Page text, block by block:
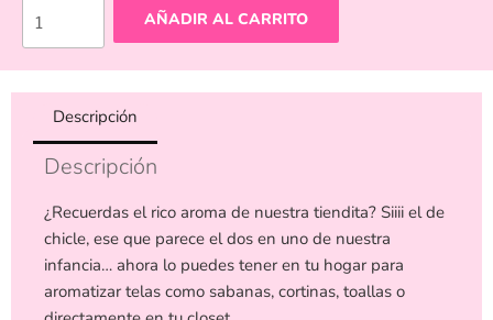
AÑADIR AL CARRITO
Descripción
Descripción
¿Recuerdas el rico aroma de nuestra tiendita? Siiii el de
chicle, ese que parece el dos en uno de nuestra
infancia… ahora lo puedes tener en tu hogar para
aromatizar telas como sabanas, cortinas, toallas o